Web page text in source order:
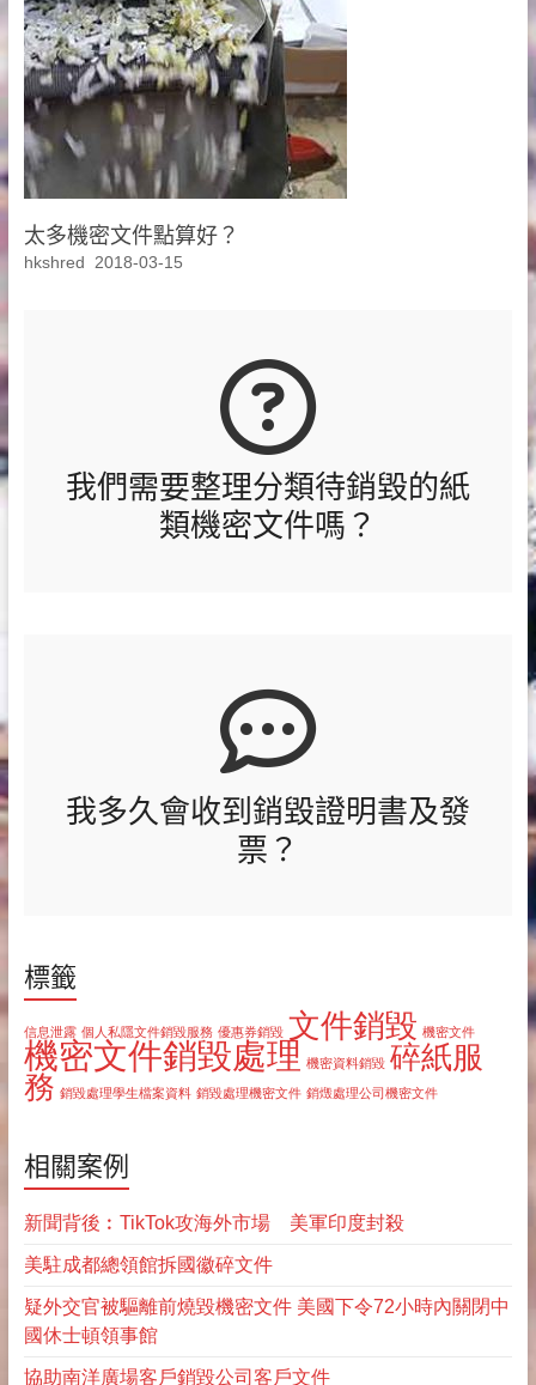
太多機密文件點算好？
hkshred 2018-03-15
我們需要整理分類待銷毀的紙
類機密文件嗎？
我多久會收到銷毀證明書及發
票？
標籤
信息泄露 個人私隱文件銷毀服務 優惠券銷毀 文件銷毀 機密文件
機密文件銷毀處理 機密資料銷毀 碎紙服
務 銷毀處理學生檔案資料 銷毀處理機密文件 銷燬處理公司機密文件
相關案例
新聞背後︰TikTok攻海外市場 美軍印度封殺
美駐成都總領館拆國徽碎文件
疑外交官被驅離前燒毀機密文件 美國下令72小時內關閉中
國休士頓領事館
協助南洋廣場客戶銷毀公司客戶文件